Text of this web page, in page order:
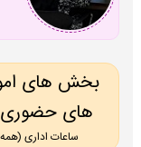
بخش های
های حضوری،
ساعات اداری (همه روزه 8 صبح تا 6 عصر، پنج